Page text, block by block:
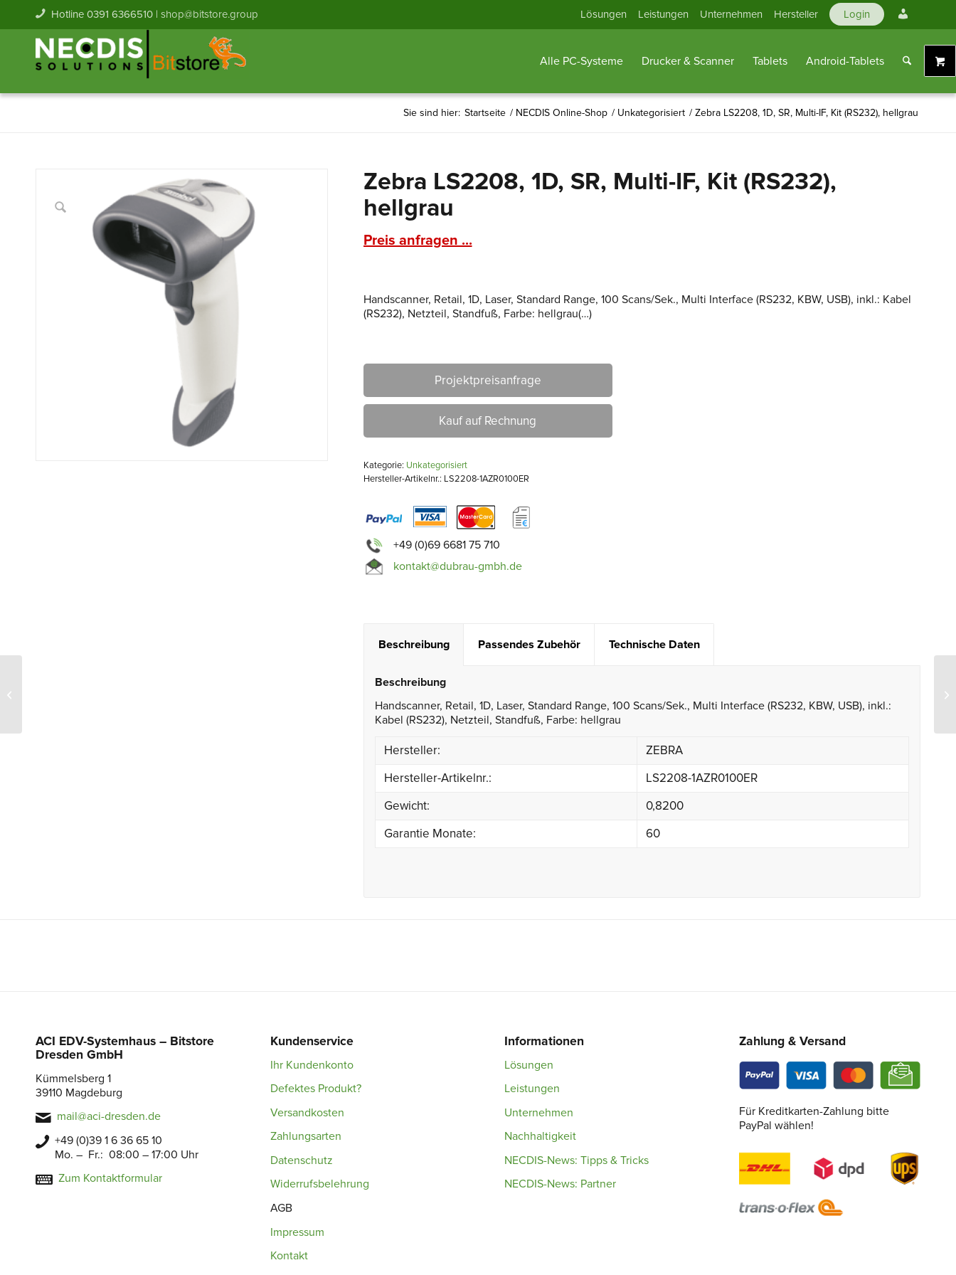
Lösungen Leistungen Unternehmen Hersteller Login
Konto
Hotline 0391 6366510 | shop@bitstore.group
Alle PC-Systeme Drucker & Scanner Tablets Android-Tablets
Sie sind hier: Startseite / NECDIS Online-Shop / Unkategorisiert / Zebra LS2208, 1D, SR, Multi-IF, Kit (RS232), hellgrau
Zebra LS2208, 1D, SR, Multi-IF, Kit (RS232),
hellgrau
Preis anfragen ...
Handscanner, Retail, 1D, Laser, Standard Range, 100 Scans/Sek., Multi Interface (RS232, KBW, USB), inkl.: Kabel
(RS232), Netzteil, Standfuß, Farbe: hellgrau(…)
Projektpreisanfrage
Kauf auf Rechnung
Kategorie: Unkategorisiert
Hersteller-Artikelnr.: LS2208-1AZR0100ER
+49 (0)69 6681 75 710
kontakt@dubrau-gmbh.de
Beschreibung Passendes Zubehör Technische Daten
Beschreibung
Handscanner, Retail, 1D, Laser, Standard Range, 100 Scans/Sek., Multi Interface (RS232, KBW, USB), inkl.:
Kabel (RS232), Netzteil, Standfuß, Farbe: hellgrau
Hersteller:
ZEBRA
Hersteller-Artikelnr.:
LS2208-1AZR0100ER
Gewicht:
0,8200
Garantie Monate:
60
ACI EDV-Systemhaus – Bitstore
Dresden GmbH
Kümmelsberg 1
39110 Magdeburg
mail@aci-dresden.de
+49 (0)39 1 6 36 65 10
Mo. – Fr.: 08:00 – 17:00 Uhr
Zum Kontaktformular
Kundenservice
Ihr Kundenkonto
Defektes Produkt?
Versandkosten
Zahlungsarten
Datenschutz
Widerrufsbelehrung
AGB
Impressum
Kontakt
Informationen
Lösungen
Leistungen
Unternehmen
Nachhaltigkeit
NECDIS-News: Tipps & Tricks
NECDIS-News: Partner
Zahlung & Versand
Für Kreditkarten-Zahlung bitte
PayPal wählen!